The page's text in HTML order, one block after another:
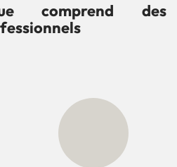
comprend des